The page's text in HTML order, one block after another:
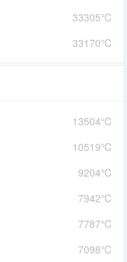
33305℃
33170℃
13504℃
10519℃
9204℃
7942℃
7787℃
7098℃